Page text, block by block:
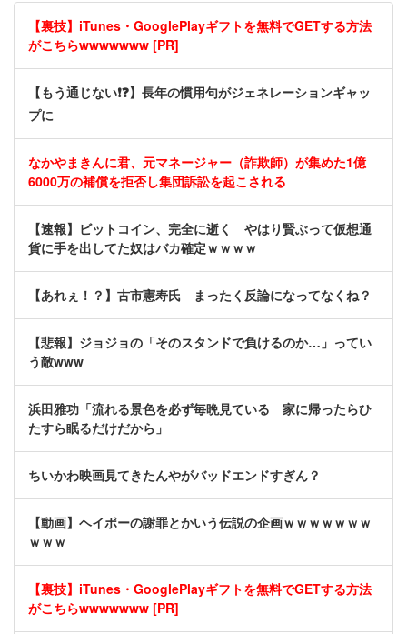
【裏技】iTunes・GooglePlayギフトを無料でGETする方法
がこちらwwwwwww [PR]
【もう通じない❗❓】長年の慣用句がジェネレーションギャッ
プに
なかやまきんに君、元マネージャー（詐欺師）が集めた1億
6000万の補償を拒否し集団訴訟を起こされる
【速報】ビットコイン、完全に逝く やはり賢ぶって仮想通
貨に手を出してた奴はバカ確定ｗｗｗｗ
【あれぇ！？】古市憲寿氏 まったく反論になってなくね？
【悲報】ジョジョの「そのスタンドで負けるのか…」ってい
う敵www
浜田雅功「流れる景色を必ず毎晩見ている 家に帰ったらひ
たすら眠るだけだから」
ちいかわ映画見てきたんやがバッドエンドすぎん？
【動画】ヘイポーの謝罪とかいう伝説の企画ｗｗｗｗｗｗｗ
ｗｗｗ
【裏技】iTunes・GooglePlayギフトを無料でGETする方法
がこちらwwwwwww [PR]